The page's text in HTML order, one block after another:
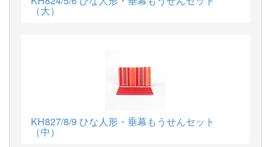
（大）
KH827/8/9 ひな人形・垂幕もうせんセット
（中）